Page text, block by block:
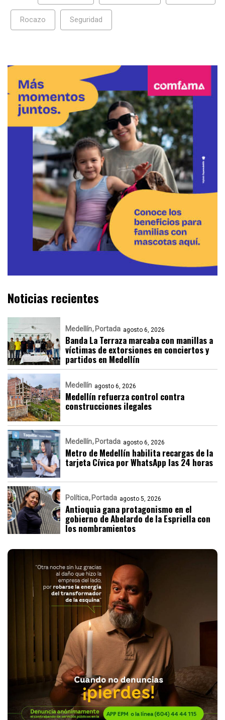
Rocazo Seguridad
Noticias recientes
Medellín Portada agosto 6, 2026
Banda La Terraza marcaba con manillas a
víctimas de extorsiones en conciertos y
partidos en Medellín
Medellín agosto 6, 2026
Medellín refuerza control contra
construcciones ilegales
Medellín Portada agosto 6, 2026
Metro de Medellín habilita recargas de la
tarjeta Cívica por WhatsApp las 24 horas
Política Portada agosto 5, 2026
Antioquia gana protagonismo en el
gobierno de Abelardo de la Espriella con
los nombramientos